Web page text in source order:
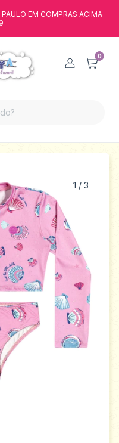
EM COMPRAS ACIMA
0
1 / 3